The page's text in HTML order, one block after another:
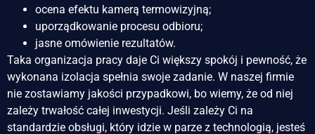
ocena efektu kamerą termowizyjną;
uporządkowanie procesu odbioru;
jasne omówienie rezultatów.
Taka organizacja pracy daje Ci większy spokój i pewność, że
wykonana izolacja spełnia swoje zadanie. W naszej firmie
nie zostawiamy jakości przypadkowi, bo wiemy, że od niej
zależy trwałość całej inwestycji. Jeśli zależy Ci na
standardzie obsługi, który idzie w parze z technologią, jesteś